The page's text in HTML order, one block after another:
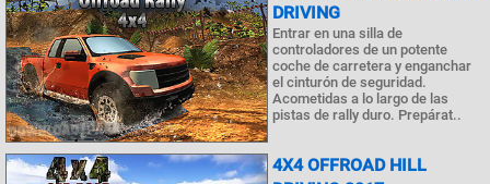
DRIVING
Entrar en una silla de
controladores de un potente
coche de carretera y enganchar
el cinturón de seguridad.
Acometidas a lo largo de las
pistas de rally duro. Prepárat..
4X4 OFFROAD HILL